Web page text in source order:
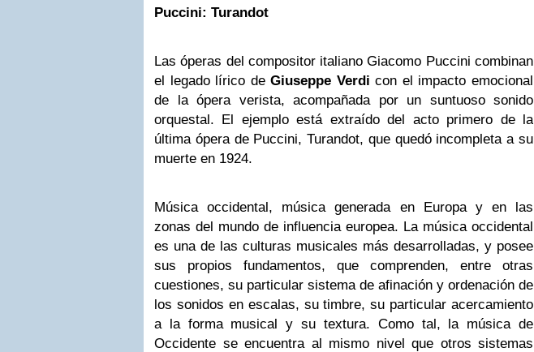
Puccini: Turandot
Las óperas del compositor italiano Giacomo Puccini combinan
el legado lírico deGiuseppe Verdi con el impacto emocional
de la ópera verista, acompañada por un suntuoso sonido
orquestal. El ejemplo está extraído del acto primero de la
última ópera de Puccini, Turandot, que quedó incompleta a su
muerte en 1924.
Música occidental, música generada en Europa y en las
zonas del mundo de influencia europea. La música occidental
es una de las culturas musicales más desarrolladas, y posee
sus propios fundamentos, que comprenden, entre otras
cuestiones, su particular sistema de afinación y ordenación de
los sonidos en escalas, su timbre, su particular acercamiento
a la forma musical y su textura. Como tal, la música de
Occidente se encuentra al mismo nivel que otros sistemas